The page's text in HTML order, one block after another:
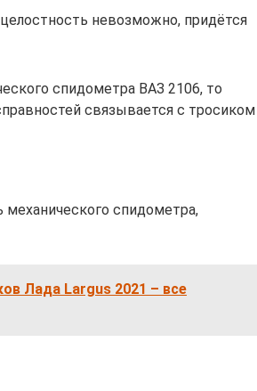
невозможно, придётся
спидометра ВАЗ 2106, то
связывается с тросиком
спидометра,
Лада Largus 2021 – все